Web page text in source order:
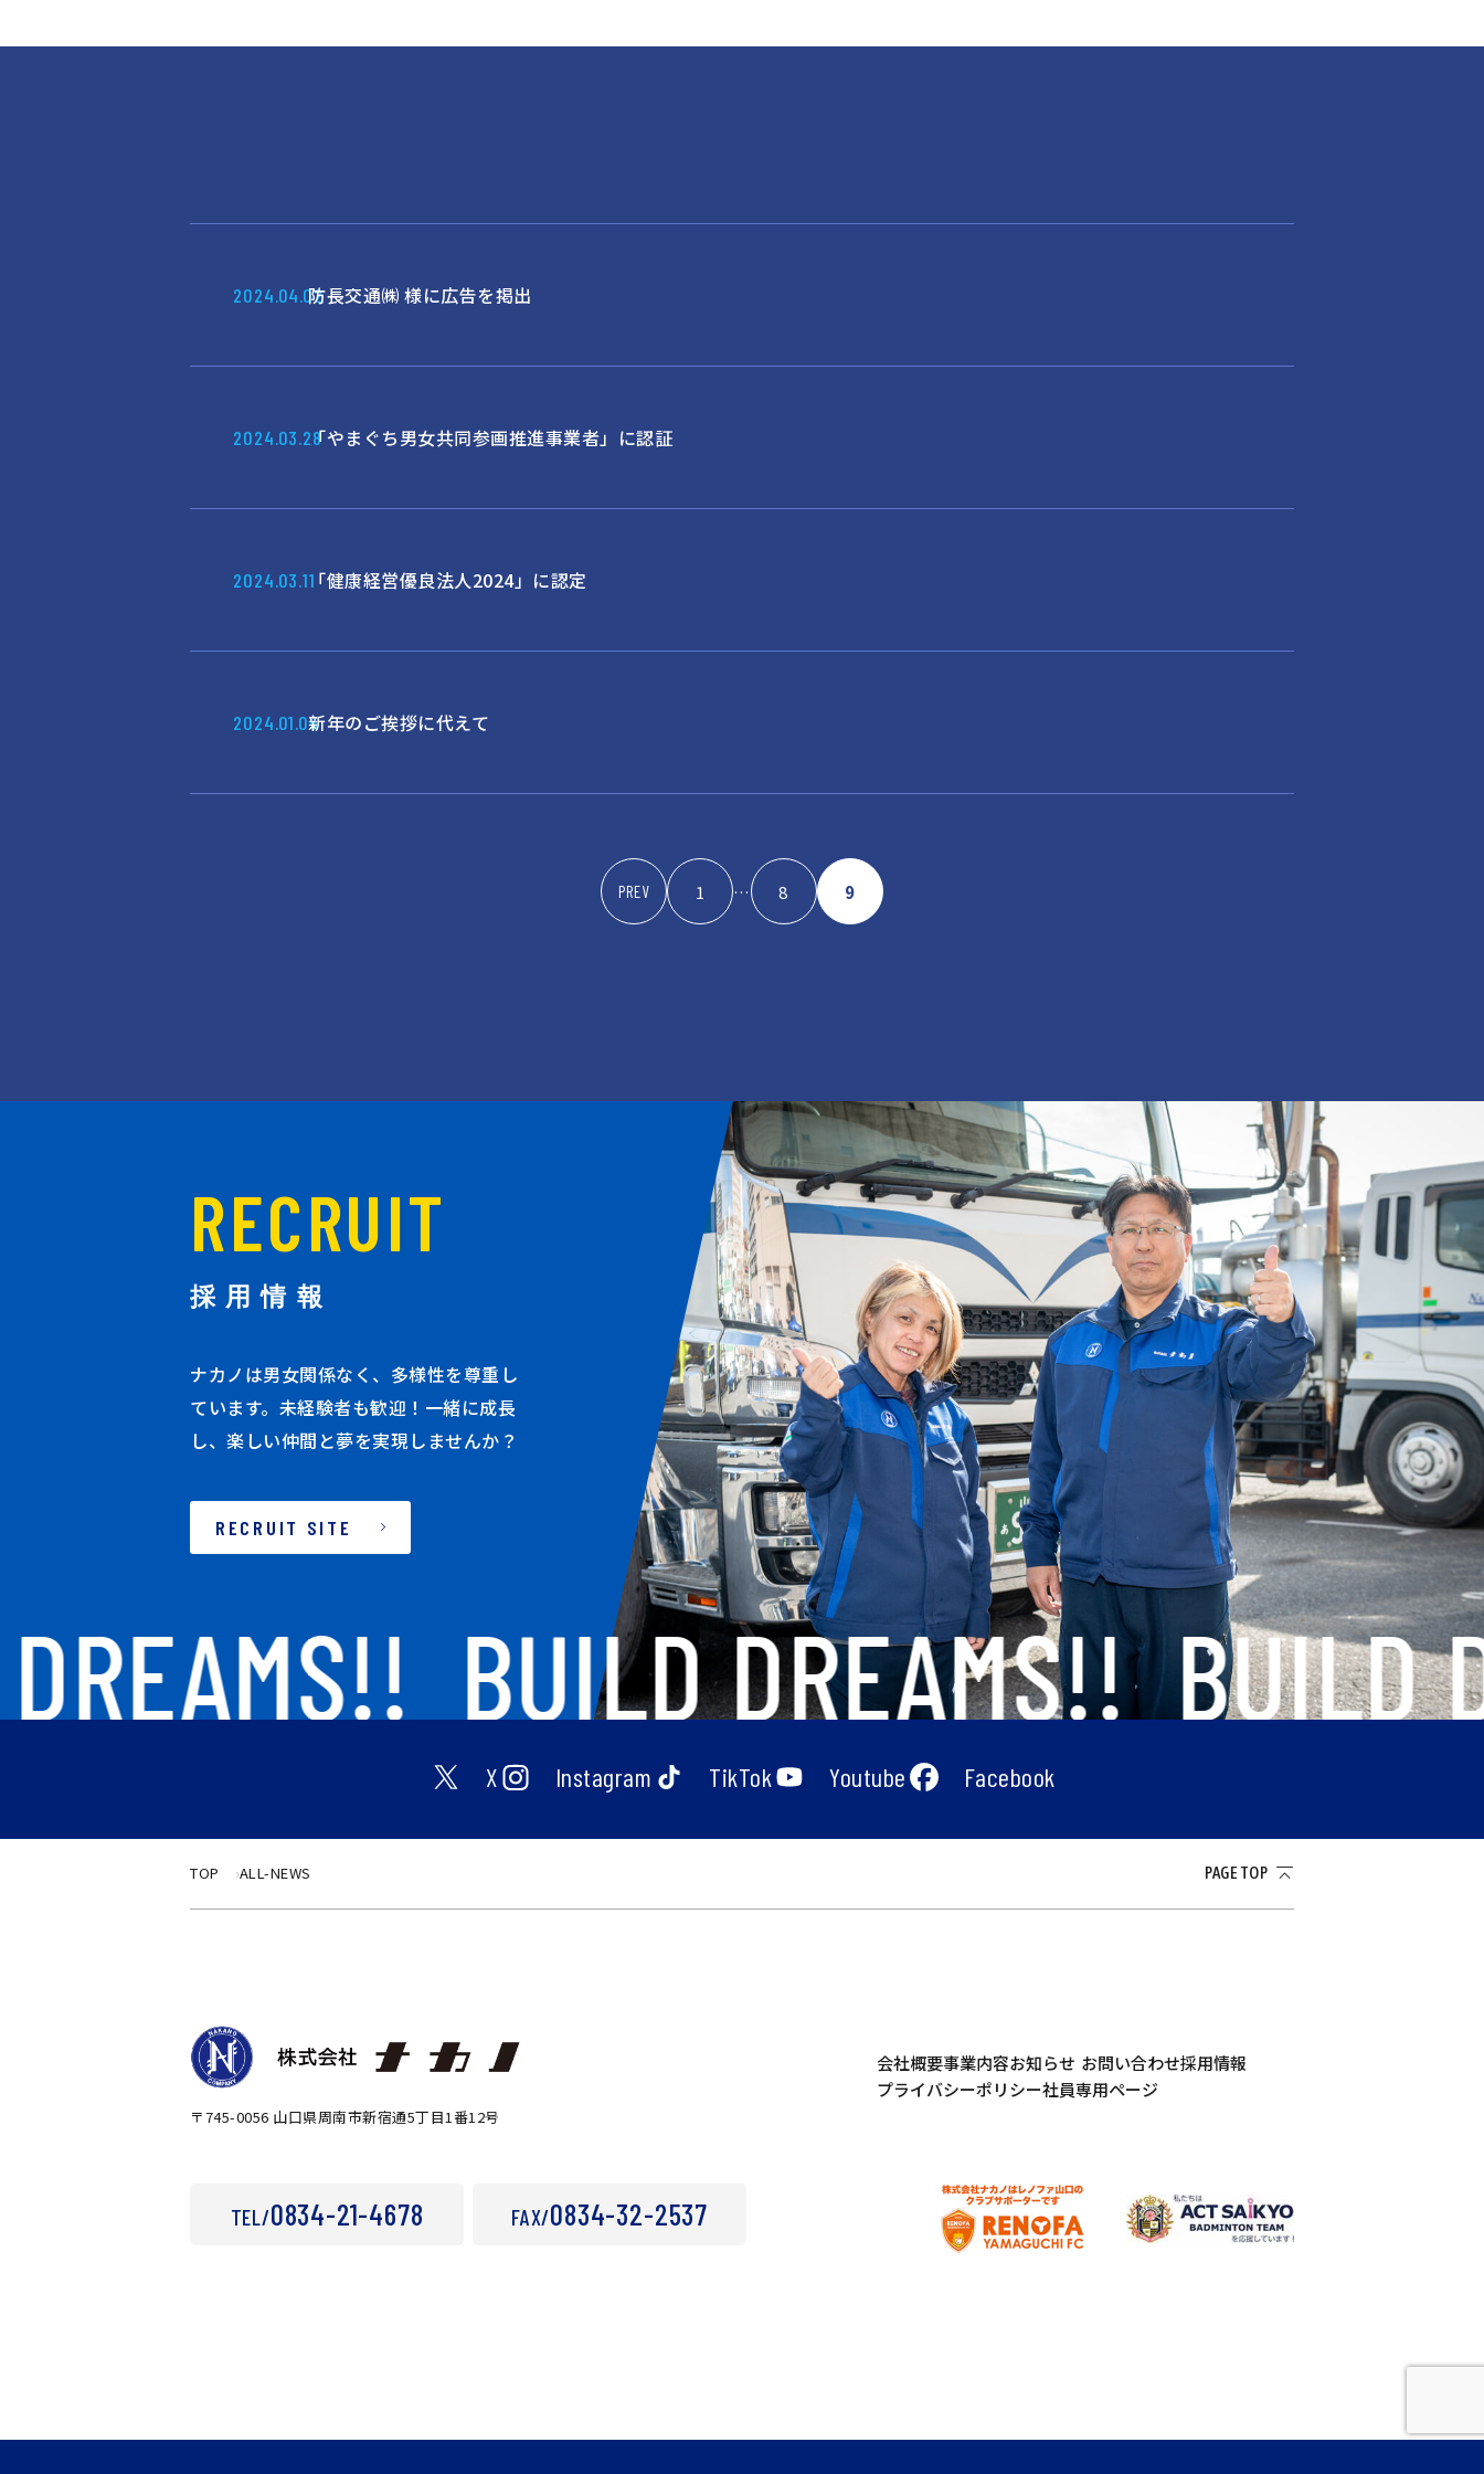
2024.04.02防長交通㈱ 様に広告を掲出
2024.03.28「やまぐち男女共同参画推進事業者」に認証
2024.03.11「健康経営優良法人2024」に認定
2024.01.05新年のご挨拶に代えて
PREV 1 … 8 9
RECRUIT
採用情報
ナカノは男女関係なく、多様性を尊重し
ています。未経験者も歓迎！一緒に成長
し、楽しい仲間と夢を実現しませんか？
RECRUIT SITE
BUILD DREAMS!! BUILD
X Instagram TikTok Youtube Facebook
TOP ALL-NEWS PAGE TOP
〒745-0056 山口県周南市新宿通5丁目1番12号
会社概要事業内容お知らせ お問い合わせ採用情報
プライバシーポリシー社員専用ページ
TEL/0834-21-4678 FAX/0834-32-2537